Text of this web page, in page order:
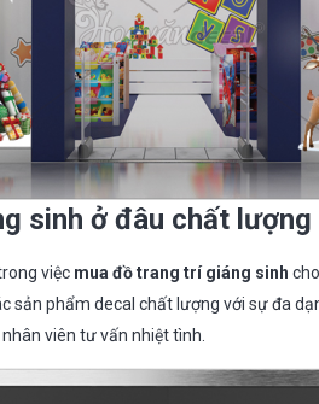
sinh ở đâu chất lượng
việc mua đồ trang trí giáng sinh
sản phẩm decal chất lượng với sự đa
viên tư vấn nhiệt tình.